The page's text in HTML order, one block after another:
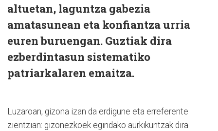
altuetan, laguntza gabezia
amatasunean eta konfiantza urria
euren buruengan. Guztiak dira
ezberdintasun sistematiko
patriarkalaren emaitza.
Luzaroan, gizona izan da erdigune eta erreferente
zientzian: gizonezkoek egindako aurkikuntzak dira